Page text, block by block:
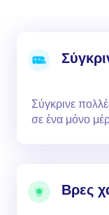
Σύγκρινε
σε ένα μόνο
Βρες